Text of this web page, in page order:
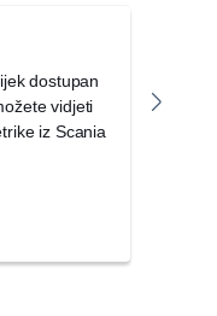
dostupan
vidjeti
iz Scania